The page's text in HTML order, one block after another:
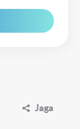
Jaga